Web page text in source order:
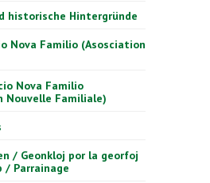
historische Hintergründe
Nova Familio (Asosciation
Nova Familio
Nouvelle Familiale)
/ Geonkloj por la georfoj
/ Parrainage